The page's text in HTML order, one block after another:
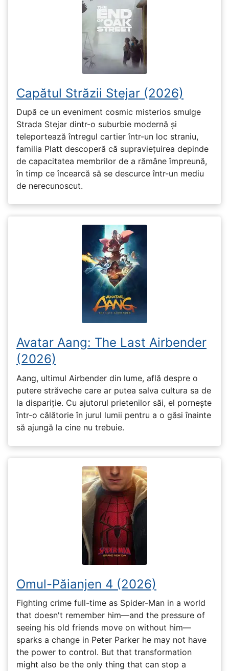
Capătul Străzii Stejar (2026)
După ce un eveniment cosmic misterios smulge
Strada Stejar dintr-o suburbie modernă și
teleportează întregul cartier într-un loc straniu,
familia Platt descoperă că supraviețuirea depinde
de capacitatea membrilor de a rămâne împreună,
în timp ce încearcă să se descurce într-un mediu
de nerecunoscut.
Avatar Aang: The Last Airbender
(2026)
Aang, ultimul Airbender din lume, află despre o
putere străveche care ar putea salva cultura sa de
la dispariție. Cu ajutorul prietenilor săi, el pornește
într-o călătorie în jurul lumii pentru a o găsi înainte
să ajungă la cine nu trebuie.
Omul-Păianjen 4 (2026)
Fighting crime full-time as Spider-Man in a world
that doesn't remember him—and the pressure of
seeing his old friends move on without him—
sparks a change in Peter Parker he may not have
the power to control. But that transformation
might also be the only thing that can stop a